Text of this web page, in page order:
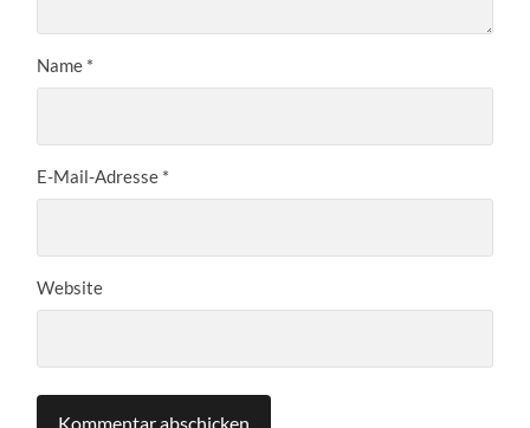
Name *
E-Mail-Adresse *
Website